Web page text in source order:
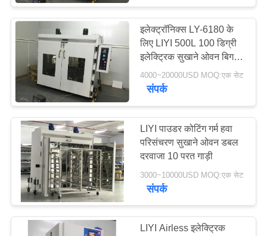
इलेक्ट्रॉनिक्स LY-6180 के
लिए LIYI 500L 100 डिग्री
इलेक्ट्रिक सुखाने ओवन बिग
ग्लास विंडो
4000~20000USD MOQ:एक सेट
संपर्क
LIYI पाउडर कोटिंग गर्म हवा
परिसंचरण सुखाने ओवन डबल
दरवाजा 10 परत गाड़ी
3000~10000USD MOQ:एक सेट
संपर्क
LIYI Airless इलेक्ट्रिक